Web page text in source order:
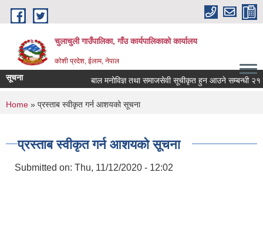
Skip to main content
चुलाचुली गाउँपालिका, गाँउ कार्यपालिकाको कार्यालय
कोशी प्रदेश, ईलाम, नेपाल
सूचना बाल मनोविज्ञ तथा समाजसेवी सूचीकृत हुन आउने सम्बन्धी २१
You are here
Home » प्रस्ताब स्वीकृत गर्न आशयको सूचना
प्रस्ताब स्वीकृत गर्न आशयको सूचना
Submitted on: Thu, 11/12/2020 - 12:02